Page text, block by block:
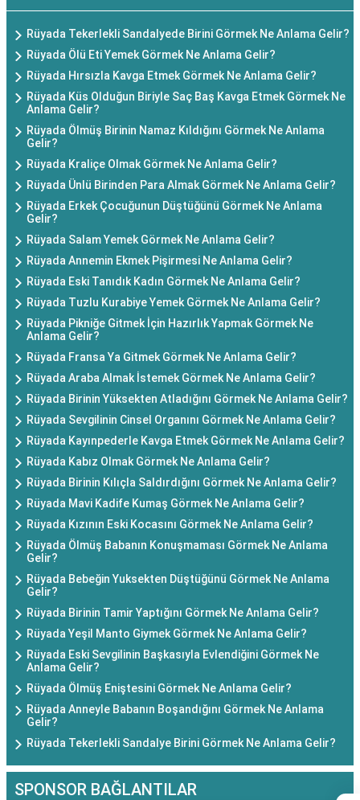
Rüyada Tekerlekli Sandalyede Birini Görmek Ne Anlama Gelir?
Rüyada Ölü Eti Yemek Görmek Ne Anlama Gelir?
Rüyada Hırsızla Kavga Etmek Görmek Ne Anlama Gelir?
Rüyada Küs Olduğun Biriyle Saç Baş Kavga Etmek Görmek Ne
Anlama Gelir?
Rüyada Ölmüş Birinin Namaz Kıldığını Görmek Ne Anlama
Gelir?
Rüyada Kraliçe Olmak Görmek Ne Anlama Gelir?
Rüyada Ünlü Birinden Para Almak Görmek Ne Anlama Gelir?
Rüyada Erkek Çocuğunun Düştüğünü Görmek Ne Anlama
Gelir?
Rüyada Salam Yemek Görmek Ne Anlama Gelir?
Rüyada Annemin Ekmek Pişirmesi Ne Anlama Gelir?
Rüyada Eski Tanıdık Kadın Görmek Ne Anlama Gelir?
Rüyada Tuzlu Kurabiye Yemek Görmek Ne Anlama Gelir?
Rüyada Pikniğe Gitmek İçin Hazırlık Yapmak Görmek Ne
Anlama Gelir?
Rüyada Fransa Ya Gitmek Görmek Ne Anlama Gelir?
Rüyada Araba Almak İstemek Görmek Ne Anlama Gelir?
Rüyada Birinin Yüksekten Atladığını Görmek Ne Anlama Gelir?
Rüyada Sevgilinin Cinsel Organını Görmek Ne Anlama Gelir?
Rüyada Kayınpederle Kavga Etmek Görmek Ne Anlama Gelir?
Rüyada Kabız Olmak Görmek Ne Anlama Gelir?
Rüyada Birinin Kılıçla Saldırdığını Görmek Ne Anlama Gelir?
Rüyada Mavi Kadife Kumaş Görmek Ne Anlama Gelir?
Rüyada Kızının Eski Kocasını Görmek Ne Anlama Gelir?
Rüyada Ölmüş Babanın Konuşmaması Görmek Ne Anlama
Gelir?
Rüyada Bebeğin Yuksekten Düştüğünü Görmek Ne Anlama
Gelir?
Rüyada Birinin Tamir Yaptığını Görmek Ne Anlama Gelir?
Rüyada Yeşil Manto Giymek Görmek Ne Anlama Gelir?
Rüyada Eski Sevgilinin Başkasıyla Evlendiğini Görmek Ne
Anlama Gelir?
Rüyada Ölmüş Eniştesini Görmek Ne Anlama Gelir?
Rüyada Anneyle Babanın Boşandığını Görmek Ne Anlama
Gelir?
Rüyada Tekerlekli Sandalye Birini Görmek Ne Anlama Gelir?
SPONSOR BAĞLANTILAR